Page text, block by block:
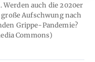
auch die 2020er
Aufschwung nach
Grippe-Pandemie?
Commons)